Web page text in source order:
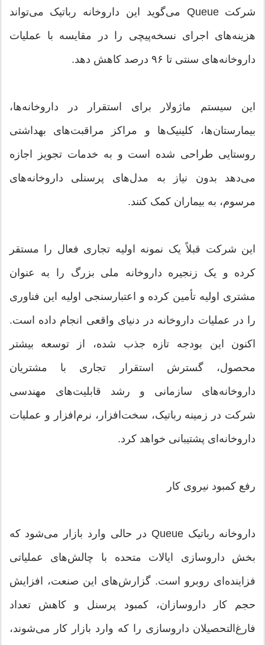
شرکت Queue می‌گوید این داروخانه رباتیک می‌تواند
هزینه‌های اجرای نسخه‌پیچی را در مقایسه با عملیات
داروخانه‌های سنتی تا ۹۶ درصد کاهش دهد.
این سیستم ماژولار برای استقرار در داروخانه‌ها،
بیمارستان‌ها، کلینیک‌ها و مراکز مراقبت‌های بهداشتی
روستایی طراحی شده است و به خدمات تجویز اجازه
می‌دهد بدون نیاز به مدل‌های پرسنلی داروخانه‌های
مرسوم، به بیماران کمک کنند.
این شرکت قبلاً یک نمونه اولیه تجاری فعال را مستقر
کرده و یک زنجیره داروخانه ملی بزرگ را به عنوان
مشتری اولیه تأمین کرده و اعتبارسنجی اولیه این فناوری
را در عملیات داروخانه در دنیای واقعی انجام داده است.
اکنون این بودجه تازه جذب شده، از توسعه بیشتر
محصول، گسترش استقرار تجاری با مشتریان
داروخانه‌های سازمانی و رشد قابلیت‌های مهندسی
شرکت در زمینه رباتیک، سخت‌افزار، نرم‌افزار و عملیات
داروخانه‌ای پشتیبانی خواهد کرد.
رفع کمبود نیروی کار
داروخانه رباتیک Queue در حالی وارد بازار می‌شود که
بخش داروسازی ایالات متحده با چالش‌های عملیاتی
فزاینده‌ای روبرو است. گزارش‌های این صنعت، افزایش
حجم کار داروسازان، کمبود پرسنل و کاهش تعداد
فارغ‌التحصیلان داروسازی را که وارد بازار کار می‌شوند،